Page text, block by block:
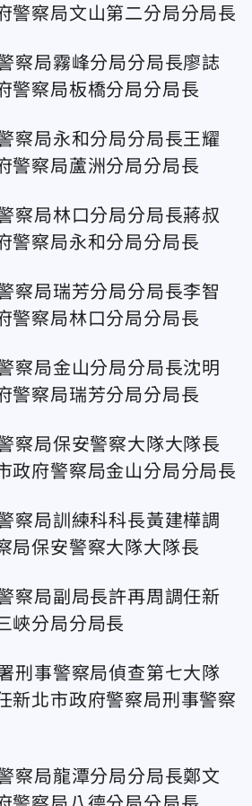
警察局文山第二分局分局長
察局霧峰分局分局長廖誌
警察局板橋分局分局長
察局永和分局分局長王耀
警察局蘆洲分局分局長
察局林口分局分局長蔣叔
警察局永和分局分局長
察局瑞芳分局分局長李智
警察局林口分局分局長
察局金山分局分局長沈明
警察局瑞芳分局分局長
察局保安警察大隊大隊長
政府警察局金山分局分局長
察局訓練科科長黃建樺調
局保安警察大隊大隊長
察局副局長許再周調任新
峽分局分局長
刑事警察局偵查第七大隊
新北市政府警察局刑事警察
察局龍潭分局分局長鄭文